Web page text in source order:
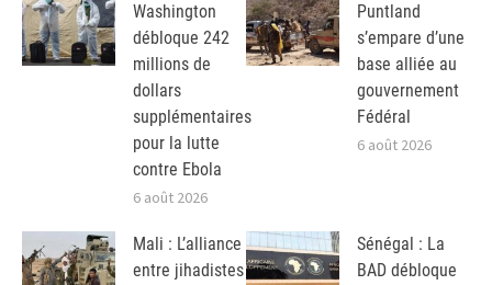
Washington
débloque 242
millions de
dollars
supplémentaires
pour la lutte
contre Ebola
6 août 2026
Puntland
s’empare d’une
base alliée au
gouvernement
Fédéral
6 août 2026
Mali : L’alliance
entre jihadistes
Sénégal : La
BAD débloque